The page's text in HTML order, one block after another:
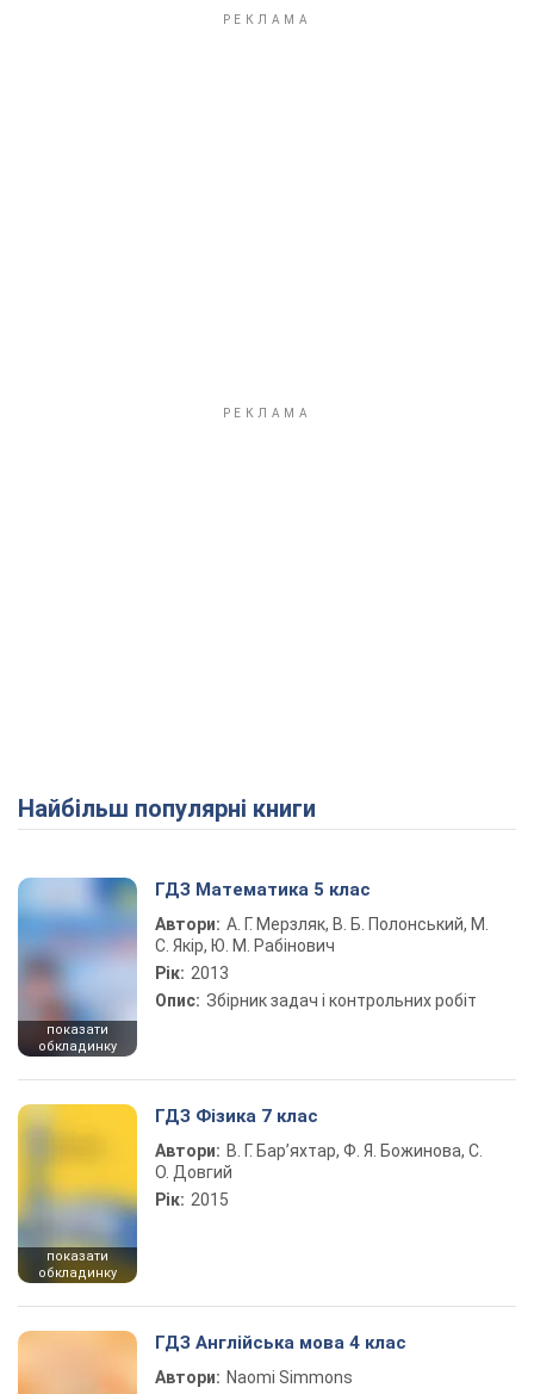
Найбільш популярні книги
показати
обкладинку
ГДЗ Математика 5 клас
Автори: А. Г. Мерзляк, В. Б. Полонський, М.
С. Якір, Ю. М. Рабінович
Рік: 2013
Опис: Збірник задач і контрольних робіт
показати
обкладинку
ГДЗ Фізика 7 клас
Автори: В. Г. Бар’яхтар, Ф. Я. Божинова, С.
О. Довгий
Рік: 2015
ГДЗ Англійська мова 4 клас
Автори: Naomi Simmons